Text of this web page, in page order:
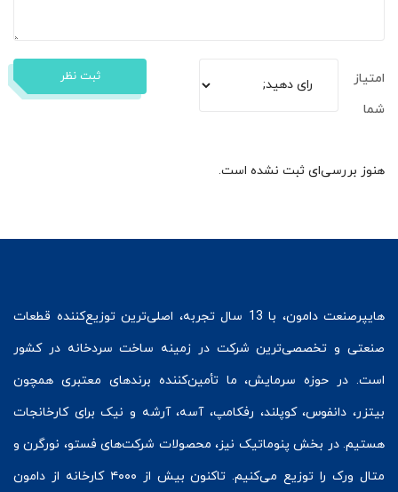
امتیاز
شما
ثبت نظر
هنوز بررسی‌ای ثبت نشده است.
هایپرصنعت
دامون، با 13 سال تجربه، اصلی‌ترین توزیع‌کننده قطعات
صنعتی و تخصصی‌ترین شرکت در زمینه ساخت سردخانه در کشور
است. در حوزه سرمایش، ما تأمین‌کننده برندهای معتبری همچون
بیتزر، دانفوس،کوپلند، رفکامپ، آسه، آرشه و نیک برای کارخانجات
هستیم. در بخش پنوماتیک نیز، محصولات شرکت‌های فستو، نورگرن و
متال ورک
را توزیع می‌کنیم. تاکنون بیش از ۴۰۰۰ کارخانه از دامون